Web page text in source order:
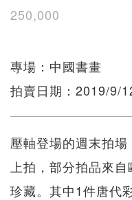
250,000
專場：中國書畫
拍賣日期：2019/9/
壓軸登場的週末拍
上拍，部分拍品來
珍藏。其中1件唐代